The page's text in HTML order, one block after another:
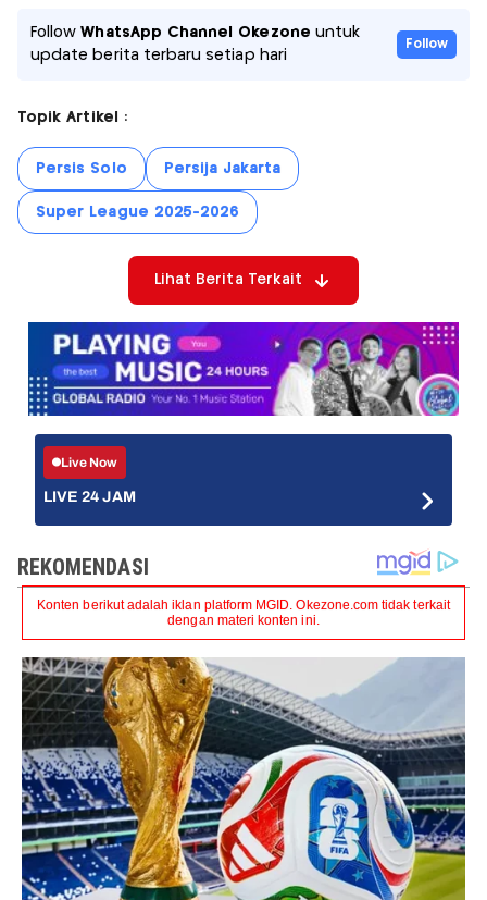
FollowWhatsApp Channel Okezone untuk
update berita terbaru setiap hari
Follow
Topik Artikel :
Persis Solo Persija Jakarta
Super League 2025-2026
Lihat Berita Terkait
Live Now
LIVE 24 JAM